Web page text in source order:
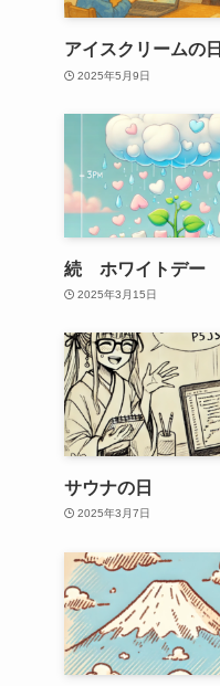
アイスクリームの日
2025年5月9日
続 ホワイトデー
2025年3月15日
サウナの日
2025年3月7日